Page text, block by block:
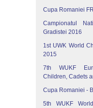
Cupa Romaniei
Campionatul
Gradistei 2016
1st UWK World
2015
7th WUKF
Children, Cadets
Cupa Romaniei -
5th WUKF